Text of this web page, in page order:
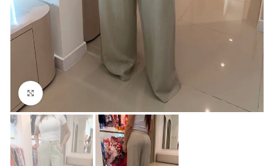
Click para agrandar